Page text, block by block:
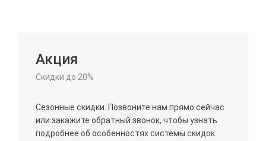
Акция
Скидки до 20%
Сезонные скидки. Позвоните нам прямо сейчас
или закажите обратный звонок, чтобы узнать
подробнее об особенностях системы скидок